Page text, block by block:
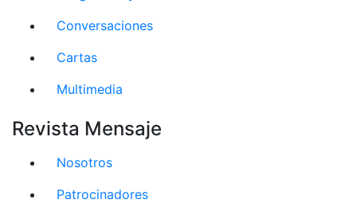
Conversaciones
Cartas
Multimedia
Revista Mensaje
Nosotros
Patrocinadores